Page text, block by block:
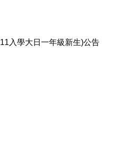
入學大日一年級新生)公告